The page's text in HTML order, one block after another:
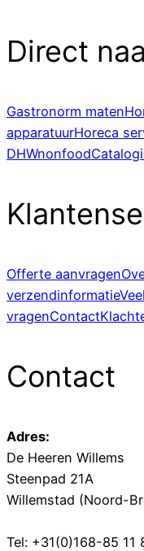
Direct
Gastronorm maten
apparatuurHoreca
DHWnonfood
Offerte aanvragen
verzendinformatie
vragenContact
Contact
Adres:
De Heeren Willems
Steenpad 21A
Willemstad (Noord-
Tel: +31(0)168-85 11